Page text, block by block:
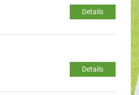
Details
Details